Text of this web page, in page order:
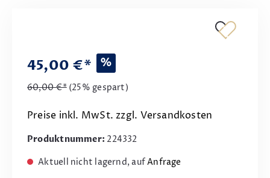
45,00 €* %
60,00 €* (25% gespart)
Preise inkl. MwSt. zzgl. Versandkosten
Produktnummer: 224332
Aktuell nicht lagernd, aufAnfrage